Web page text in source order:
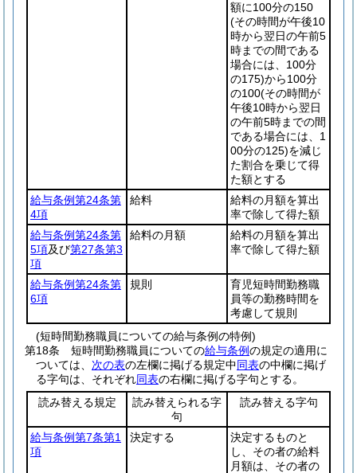
額に100分の150
(その時間が午後10
時から翌日の午前5
時までの間である
場合には、100分
の175)から100分
の100(その時間が
午後10時から翌日
の午前5時までの間
である場合には、1
00分の125)を減じ
た割合を乗じて得
た額とする
給与条例第24条第
4項
給料
給料の月額を算出
率で除して得た額
給与条例第24条第
5項及び第27条第3
項
給料の月額
給料の月額を算出
率で除して得た額
給与条例第24条第
6項
規則
育児短時間勤務職
員等の勤務時間を
考慮して規則
(短時間勤務職員についての給与条例の特例)
第18条
短時間勤務職員についての給与条例の規定の適用に
ついては、 次の表の左欄に掲げる規定中同表の中欄に掲げ
る字句は、それぞれ同表の右欄に掲げる字句とする。
読み替える規定
読み替えられる字
句
読み替える字句
給与条例第7条第1
項
決定する
決定するものと
し、その者の給料
月額は、その者の